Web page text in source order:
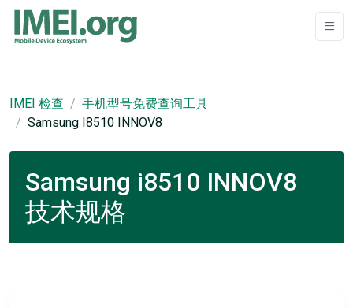
IMEI 检查
手机型号免费查询工具
Samsung I8510 INNOV8
Samsung i8510 INNOV8
技术规格